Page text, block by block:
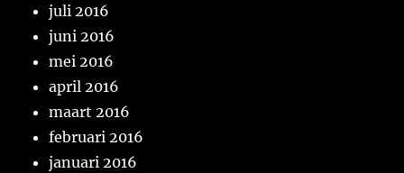
juli 2016
juni 2016
mei 2016
april 2016
maart 2016
februari 2016
januari 2016